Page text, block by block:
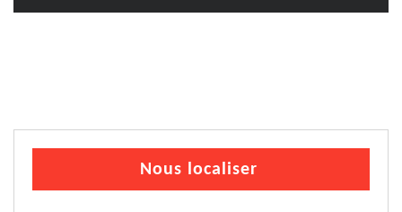
Nous localiser